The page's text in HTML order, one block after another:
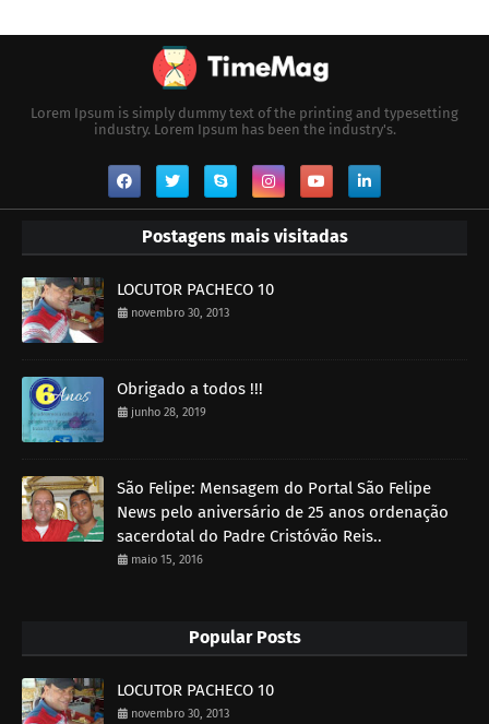
Lorem Ipsum is simply dummy text of the printing and typesetting
industry. Lorem Ipsum has been the industry's.
Postagens mais visitadas
LOCUTOR PACHECO 10
novembro 30, 2013
Obrigado a todos !!!
junho 28, 2019
São Felipe: Mensagem do Portal São Felipe
News pelo aniversário de 25 anos ordenação
sacerdotal do Padre Cristóvão Reis..
maio 15, 2016
Popular Posts
LOCUTOR PACHECO 10
novembro 30, 2013